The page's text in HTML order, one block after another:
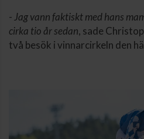
- Jag vann faktiskt med hans
cirka tio år sedan, sade
två besök i vinnarcirkeln den